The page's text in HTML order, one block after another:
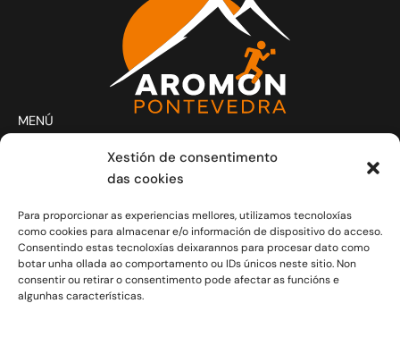
Xestión de consentimento
das cookies
Para proporcionar as experiencias mellores, utilizamos tecnoloxías
como cookies para almacenar e/o información de dispositivo do acceso.
Consentindo estas tecnoloxías deixarannos para procesar dato como
botar unha ollada ao comportamento ou IDs únicos neste sitio. Non
consentir ou retirar o consentimento pode afectar as funcións e
algunhas características.
MENÚ
Actividades
Novas
CONTACTO
Xoves e Venres laborais de 20.30h a 21.30h.
info@aromon.gal